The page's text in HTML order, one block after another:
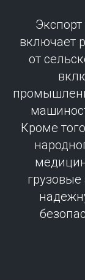
включает
от
Кроме